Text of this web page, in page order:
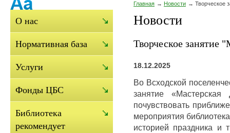
Главная Новости Творческое
Новости
Творческое занятие
18.12.2025
Во Всходской
занятие
почувствовать
мероприятия
историей праздника и
О нас
Нормативная база
Услуги
Фонды ЦБС
Библиотека
рекомендует